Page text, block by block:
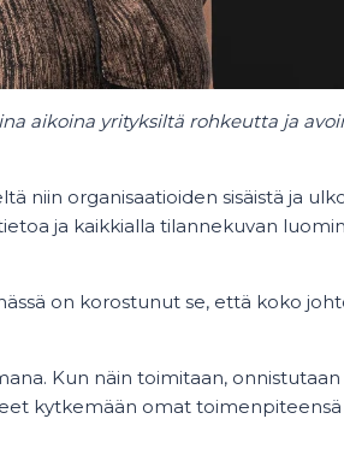
aikoina yrityksiltä rohkeutta ja
niin organisaatioiden sisäistä ja
ja kaikkialla tilannekuvan
on korostunut se, että koko
Kun näin toimitaan, onnistutaan
kytkemään omat toimenpiteensä